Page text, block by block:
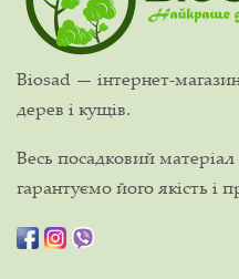
Biosad — інтернет-
дерев і кущів.
Весь посадковий
гарантуємо його якість і